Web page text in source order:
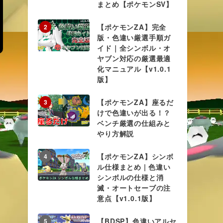
まとめ【ポケモンSV】
2
【ポケモンZA】完全
版・色違い厳選手順ガ
イド｜全シンボル・オ
ヤブン対応の厳選最適
化マニュアル【v1.0.1
版】
3
【ポケモンZA】座るだ
けで色違いが出る！？
ベンチ厳選の仕組みと
やり方解説
4
【ポケモンZA】シンボ
ル仕様まとめ | 色違い
シンボルの仕様と消
滅・オートセーブの注
意点【v1.0.1版】
5 【BDSP】色違いアルセ